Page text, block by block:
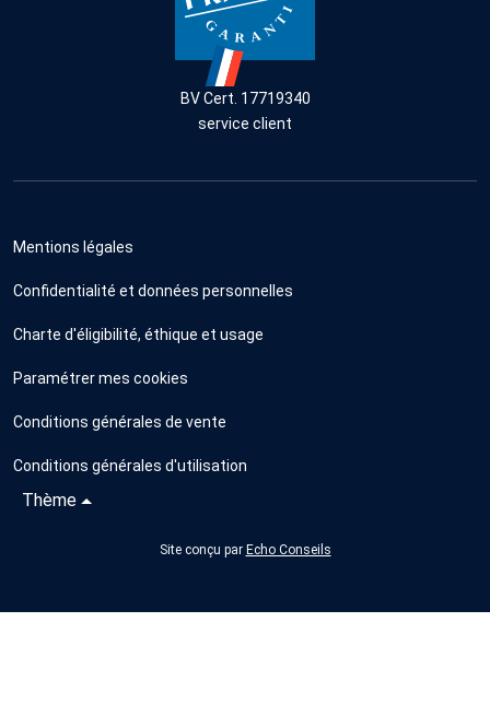
BV Cert. 17719340
service client
Mentions légales
Confidentialité et données personnelles
Charte d'éligibilité, éthique et usage
Paramétrer mes cookies
Conditions générales de vente
Conditions générales d'utilisation
Thème
Site conçu par Echo Conseils